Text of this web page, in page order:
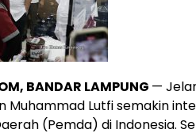
BANDAR LAMPUNG —
Muhammad Lutfi semakin
(Pemda) di Indonesia.